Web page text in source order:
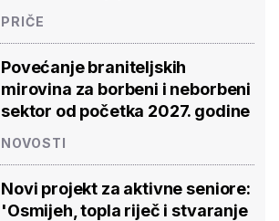
PRIČE
Povećanje braniteljskih
mirovina za borbeni i neborbeni
sektor od početka 2027. godine
NOVOSTI
Novi projekt za aktivne seniore:
'Osmijeh, topla riječ i stvaranje